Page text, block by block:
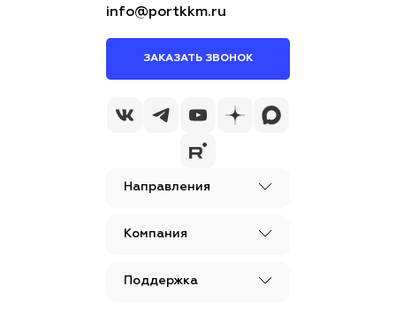
Направления
Компания
Поддержка
info@portkkm.ru
ЗАКАЗАТЬ ЗВОНОК